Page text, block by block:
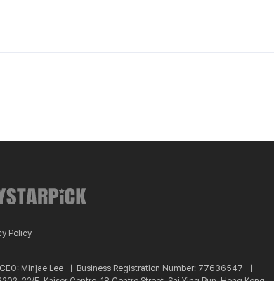
Policy
CEO: Minjae Lee ㅣ Business Registration Number: 77636547 ㅣ